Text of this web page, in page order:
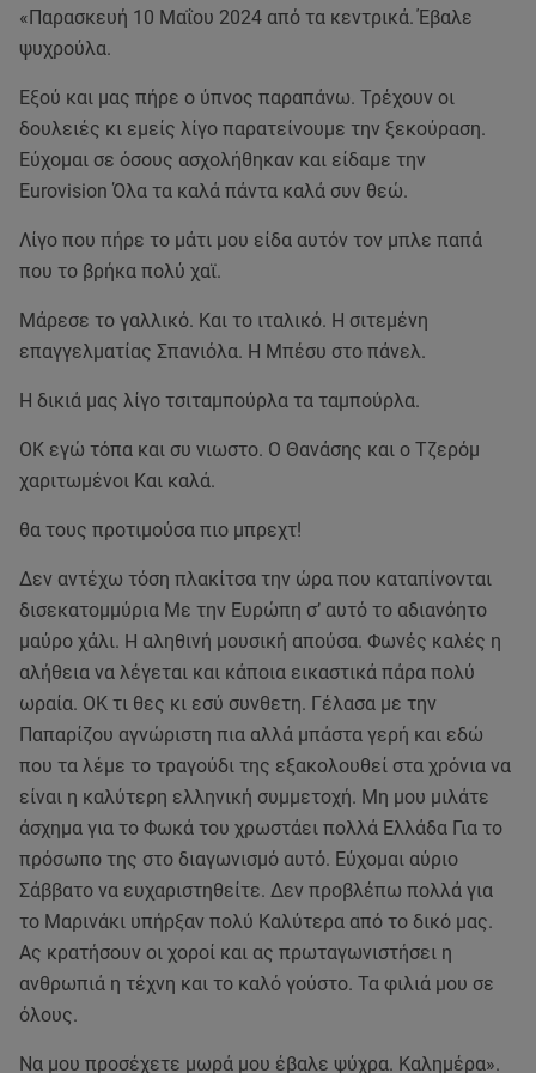
«Παρασκευή 10 Μαΐου 2024 από τα κεντρικά. Έβαλε
ψυχρούλα.
Εξού και μας πήρε ο ύπνος παραπάνω. Τρέχουν οι
δουλειές κι εμείς λίγο παρατείνουμε την ξεκούραση.
Εύχομαι σε όσους ασχολήθηκαν και είδαμε την
Eurovision Όλα τα καλά πάντα καλά συν θεώ.
Λίγο που πήρε το μάτι μου είδα αυτόν τον μπλε παπά
που το βρήκα πολύ χαϊ.
Μάρεσε το γαλλικό. Και το ιταλικό. Η σιτεμένη
επαγγελματίας Σπανιόλα. Η Μπέσυ στο πάνελ.
Η δικιά μας λίγο τσιταμπούρλα τα ταμπούρλα.
OK εγώ τόπα και συ νιωστο. Ο Θανάσης και ο Τζερόμ
χαριτωμένοι Και καλά.
θα τους προτιμούσα πιο μπρεχτ!
Δεν αντέχω τόση πλακίτσα την ώρα που καταπίνονται
δισεκατομμύρια Με την Ευρώπη σ’ αυτό το αδιανόητο
μαύρο χάλι. Η αληθινή μουσική απούσα. Φωνές καλές η
αλήθεια να λέγεται και κάποια εικαστικά πάρα πολύ
ωραία. OK τι θες κι εσύ συνθετη. Γέλασα με την
Παπαρίζου αγνώριστη πια αλλά μπάστα γερή και εδώ
που τα λέμε το τραγούδι της εξακολουθεί στα χρόνια να
είναι η καλύτερη ελληνική συμμετοχή. Μη μου μιλάτε
άσχημα για το Φωκά του χρωστάει πολλά Ελλάδα Για το
πρόσωπο της στο διαγωνισμό αυτό. Εύχομαι αύριο
Σάββατο να ευχαριστηθείτε. Δεν προβλέπω πολλά για
το Μαρινάκι υπήρξαν πολύ Καλύτερα από το δικό μας.
Ας κρατήσουν οι χοροί και ας πρωταγωνιστήσει η
ανθρωπιά η τέχνη και το καλό γούστο. Τα φιλιά μου σε
όλους.
Να μου προσέχετε μωρά μου έβαλε ψύχρα. Καλημέρα».